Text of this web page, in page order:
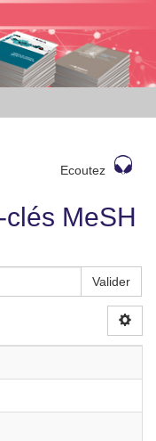
Ecoutez
MeSH
Valider